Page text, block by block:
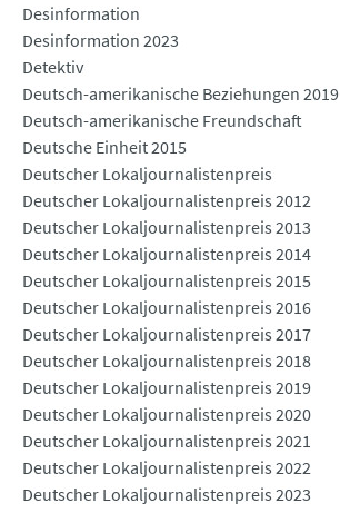
Desinformation
Desinformation 2023
Detektiv
Deutsch-amerikanische Beziehungen 2019
Deutsch-amerikanische Freundschaft
Deutsche Einheit 2015
Deutscher Lokaljournalistenpreis
Deutscher Lokaljournalistenpreis 2012
Deutscher Lokaljournalistenpreis 2013
Deutscher Lokaljournalistenpreis 2014
Deutscher Lokaljournalistenpreis 2015
Deutscher Lokaljournalistenpreis 2016
Deutscher Lokaljournalistenpreis 2017
Deutscher Lokaljournalistenpreis 2018
Deutscher Lokaljournalistenpreis 2019
Deutscher Lokaljournalistenpreis 2020
Deutscher Lokaljournalistenpreis 2021
Deutscher Lokaljournalistenpreis 2022
Deutscher Lokaljournalistenpreis 2023